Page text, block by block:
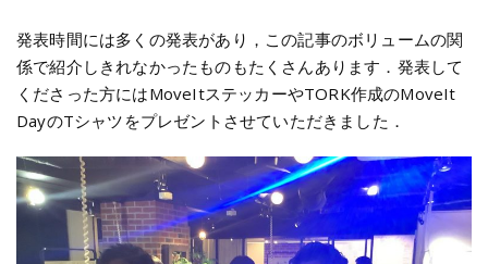
発表時間には多くの発表があり，この記事のボリュームの関
係で紹介しきれなかったものもたくさんあります．発表して
くださった方にはMoveItステッカーやTORK作成のMoveIt
DayのTシャツをプレゼントさせていただきました．